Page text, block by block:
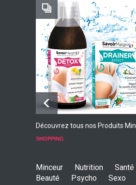
Faites Votre
GRATUIT
Découvrez tous nos Produits
SHOPPING
Minceur Nutrition Santé
Beauté
Psycho Sexo